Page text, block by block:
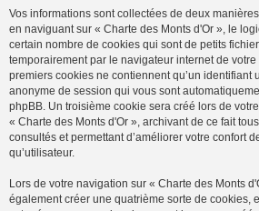
Vos informations sont collectées de deux
en naviguant sur « Charte des Monts d'Or », le
certain nombre de cookies qui sont de petits
temporairement par le navigateur internet de
premiers cookies ne contiennent qu’un identifiant
anonyme de session qui vous sont
phpBB. Un troisième cookie sera créé lors de
« Charte des Monts d'Or », archivant de ce fait
consultés et permettant d’améliorer votre confort
qu’utilisateur.
Lors de votre navigation sur « Charte des Monts
également créer une quatrième sorte de cookies,